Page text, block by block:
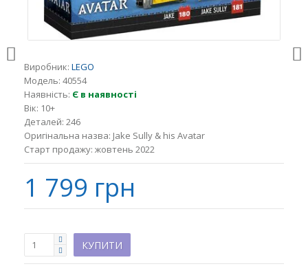
Виробник: LEGO
Модель: 40554
Наявність: Є в наявності
Вік: 10+
Деталей: 246
Оригінальна назва: Jake Sully & his Avatar
Старт продажу: жовтень 2022
1 799 грн